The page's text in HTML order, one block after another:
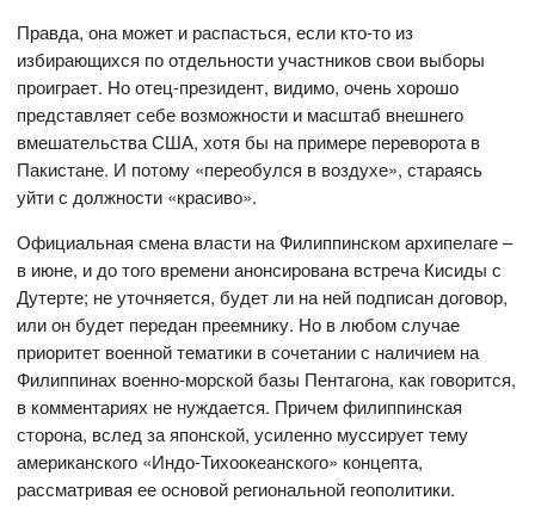
Правда, она может и распасться, если кто-то из
избирающихся по отдельности участников свои выборы
проиграет. Но отец-президент, видимо, очень хорошо
представляет себе возможности и масштаб внешнего
вмешательства США, хотя бы на примере переворота в
Пакистане. И потому «переобулся в воздухе», стараясь
уйти с должности «красиво».
Официальная смена власти на Филиппинском архипелаге –
в июне, и до того времени анонсирована встреча Кисиды с
Дутерте; не уточняется, будет ли на ней подписан договор,
или он будет передан преемнику. Но в любом случае
приоритет военной тематики в сочетании с наличием на
Филиппинах военно-морской базы Пентагона, как говорится,
в комментариях не нуждается. Причем филиппинская
сторона, вслед за японской, усиленно муссирует тему
американского «Индо-Тихоокеанского» концепта,
рассматривая ее основой региональной геополитики.